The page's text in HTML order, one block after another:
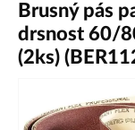
Brusný pás
drsnost 60/
(2ks)